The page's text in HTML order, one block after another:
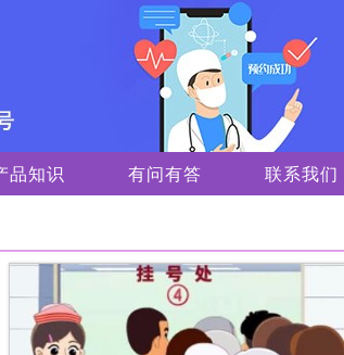
品知识 有问有答 联系我们